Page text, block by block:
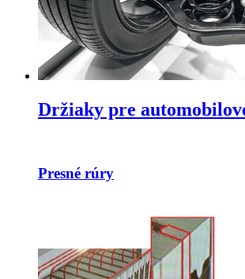
Držiaky pre
Presné rúry